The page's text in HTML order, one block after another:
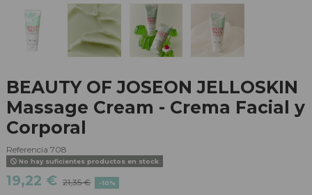
BEAUTY OF JOSEON JELLOSKIN
Massage Cream - Crema Facial y
Corporal
Referencia 708
No hay suficientes productos en stock
19,22 € 21,35 € -10%